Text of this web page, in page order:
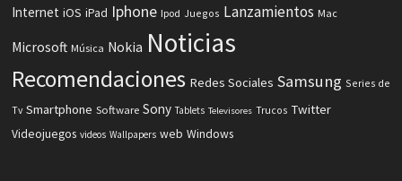
Internet iOS iPad Iphone Ipod Juegos Lanzamientos Mac
Microsoft Música Nokia Noticias
Recomendaciones Redes Sociales Samsung Series de
Tv Smartphone Software Sony Tablets Televisores Trucos Twitter
Videojuegos videos Wallpapers web Windows